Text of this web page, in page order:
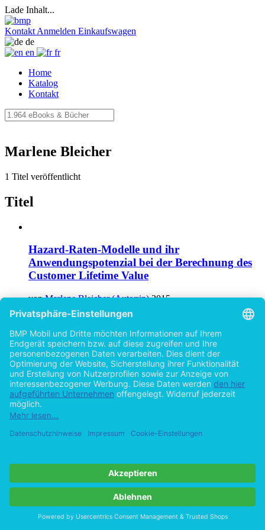
Lade Inhalt...
Kontakt Anmelden Einkaufswagen
de
en
fr
Home
Katalog
Kontakt
Marlene Bleicher
1 Titel veröffentlicht
Titel
Hazard-Raten-Modelle und ihr
Anwendungspotenzial bei der Berechnung des
Customer Lifetime Value
vonMarlene Bleicher (Autor:in) 2015
©2010 Bachelorarbeit
Hilfe/FAQ
Impressum
Datenschutz
AGB
Vertrag widerrufen
Zur Desktop-Version
Copyright ©Imprint in der Bedey & Thoms Media GmbH
byOpen Publishing